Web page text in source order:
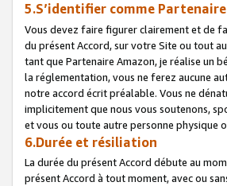
5.S’identifier comme Partenaire
Vous devez faire figurer clairement et de
du présent Accord, sur votre Site ou tout
tant que Partenaire Amazon, je réalise un
la réglementation, vous ne ferez aucune
notre accord écrit préalable. Vous ne
implicitement que nous vous soutenons,
et vous ou toute autre personne physique
6.Durée et résiliation
La durée du présent Accord débute au
présent Accord à tout moment, avec ou